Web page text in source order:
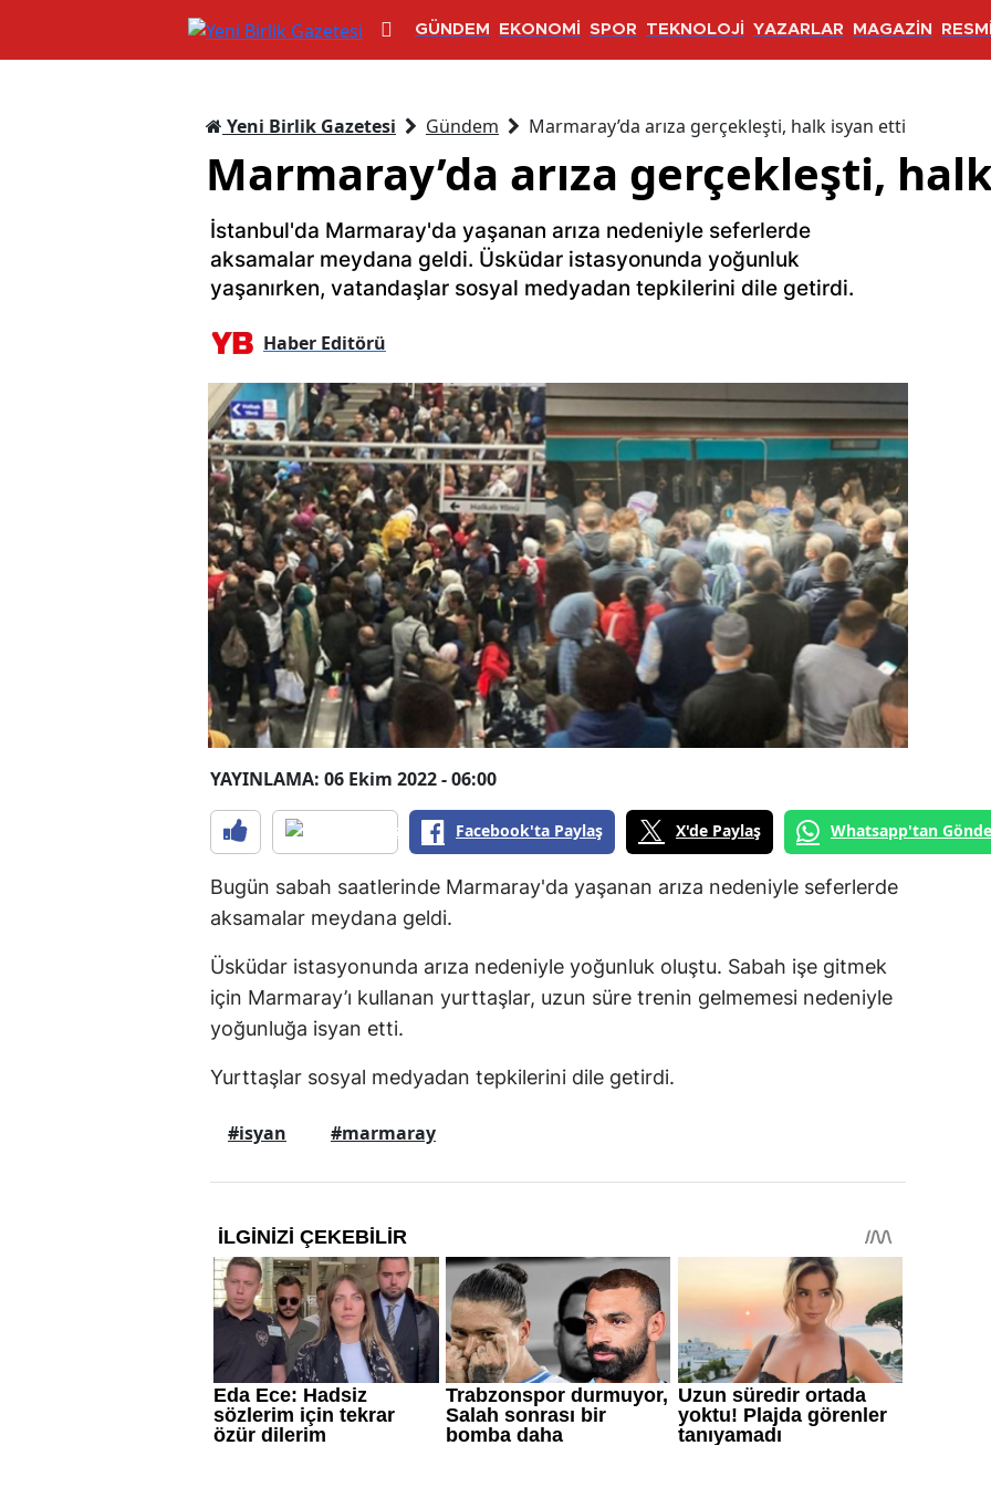
GÜNDEM EKONOMİ SPOR TEKNOLOJİ YAZARLAR MAGAZİN
Yeni Birlik Gazetesi Gündem Marmaray’da arıza gerçekleşti, halk isyan etti
Marmaray’da arıza gerçekleşti,
İstanbul'da Marmaray'da yaşanan arıza nedeniyle seferlerde
aksamalar meydana geldi. Üsküdar istasyonunda yoğunluk
yaşanırken, vatandaşlar sosyal medyadan tepkilerini dile getirdi.
Haber Editörü
YAYINLAMA: 06 Ekim 2022 - 06:00
Facebook'ta Paylaş X'de Paylaş Whatsapp'tan
Bugün sabah saatlerinde Marmaray'da yaşanan arıza nedeniyle seferlerde
aksamalar meydana geldi.
Üsküdar istasyonunda arıza nedeniyle yoğunluk oluştu. Sabah işe gitmek
için Marmaray’ı kullanan yurttaşlar, uzun süre trenin gelmemesi nedeniyle
yoğunluğa isyan etti.
Yurttaşlar sosyal medyadan tepkilerini dile getirdi.
#isyan #marmaray